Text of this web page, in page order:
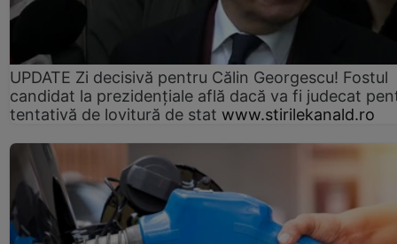
UPDATE Zi decisivă pentru Călin Georgescu! Fostul
candidat la prezidențiale află dacă va fi judecat
tentativă de lovitură de stat www.stirilekanald.ro